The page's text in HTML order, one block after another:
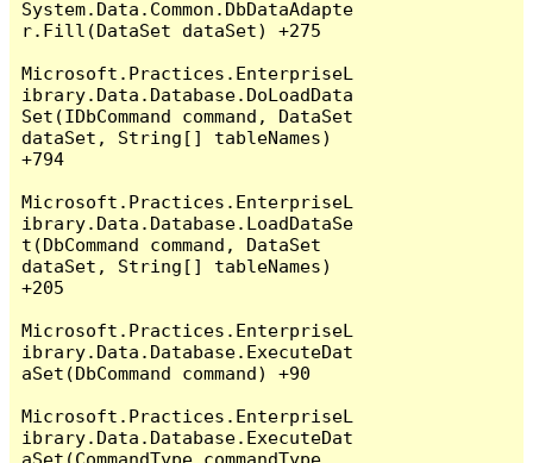
System.Data.Common.DbDataAdapte
r.Fill(DataSet dataSet) +275
Microsoft.Practices.EnterpriseL
ibrary.Data.Database.DoLoadData
Set(IDbCommand command, DataSet
dataSet, String[] tableNames)
+794
Microsoft.Practices.EnterpriseL
ibrary.Data.Database.LoadDataSe
t(DbCommand command, DataSet
dataSet, String[] tableNames)
+205
Microsoft.Practices.EnterpriseL
ibrary.Data.Database.ExecuteDat
aSet(DbCommand command) +90
Microsoft.Practices.EnterpriseL
ibrary.Data.Database.ExecuteDat
aSet(CommandType commandType,